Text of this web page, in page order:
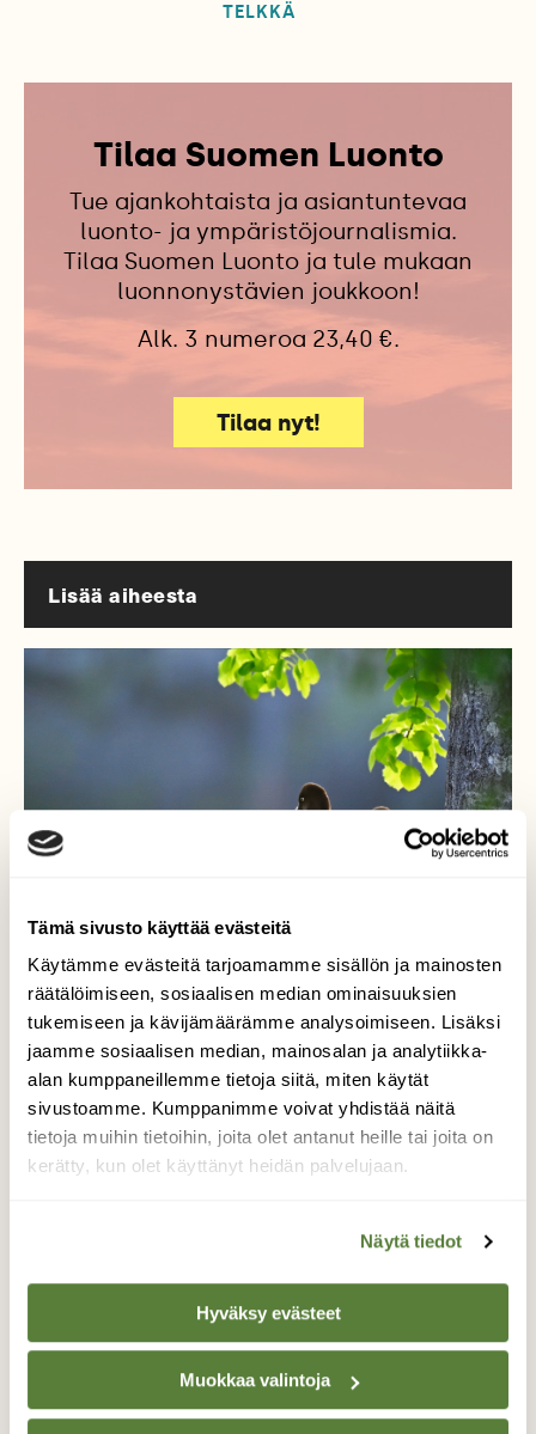
Tämä sivusto käyttää evästeitä
Käytämme evästeitä tarjoamamme sisällön ja mainosten
räätälöimiseen, sosiaalisen median ominaisuuksien
tukemiseen ja kävijämäärämme analysoimiseen. Lisäksi
jaamme sosiaalisen median, mainosalan ja analytiikka-
alan kumppaneillemme tietoja siitä, miten käytät
sivustoamme. Kumppanimme voivat yhdistää näitä
tietoja muihin tietoihin, joita olet antanut heille tai joita on
kerätty, kun olet käyttänyt heidän palvelujaan.
Näytä tiedot
Hyväksy evästeet
Muokkaa valintoja
TELKKÄ
Tilaa Suomen Luonto
Tue ajankohtaista ja asiantuntevaa
luonto- ja ympäristöjournalismia.
Tilaa Suomen Luonto ja tule mukaan
luonnonystävien joukkoon!
Alk. 3 numeroa 23,40 €.
Tilaa nyt!
Lisää aiheesta
Nuorten telkkänaaraiden villit viikot - hakit
etsivät pesäkoloja jo ennen pariutumista